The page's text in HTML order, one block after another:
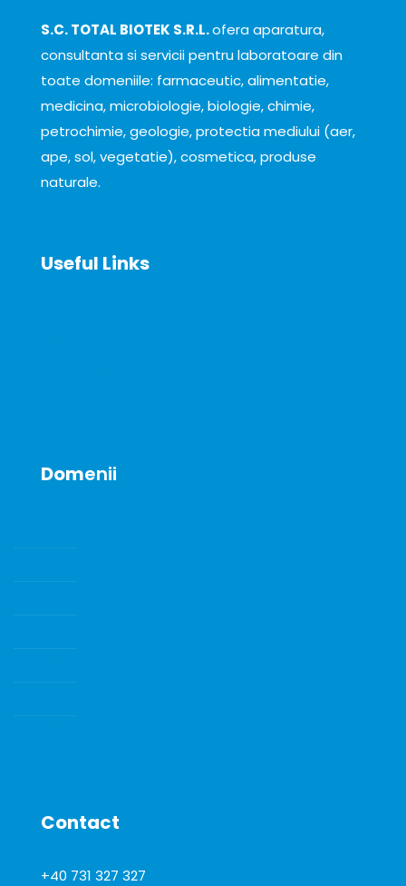
S.C. TOTAL BIOTEK S.R.L.ofera aparatura,
consultanta si servicii pentru laboratoare din
toate domeniile: farmaceutic, alimentatie,
medicina, microbiologie, biologie, chimie,
petrochimie, geologie, protectia mediului (aer,
ape, sol, vegetatie), cosmetica, produse
naturale.
Useful Links
Domenii
Contact
+40 731 327 327